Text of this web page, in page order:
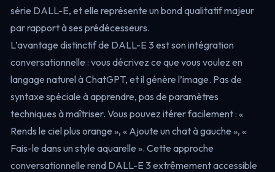
série DALL-E, et elle représente un bond qualitatif majeur
par rapport à ses prédécesseurs.
L’avantage distinctif de DALL-E 3 est son intégration
conversationnelle : vous décrivez ce que vous voulez en
langage naturel à ChatGPT, et il génère l’image. Pas de
syntaxe spéciale à apprendre, pas de paramètres
techniques à maîtriser. Vous pouvez itérer facilement : «
Rends le ciel plus orange », « Ajoute un chat à gauche », «
Fais-le dans un style aquarelle ». Cette approche
conversationnelle rend DALL-E 3 extrêmement accessible